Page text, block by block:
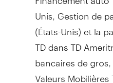
Unis, Gestion de
(États-Unis) et la
TD dans TD
bancaires de
Valeurs Mobilières